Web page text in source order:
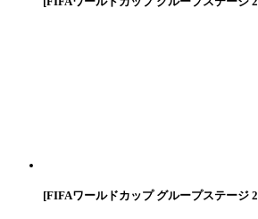
[FIFAワールドカップ グループステージ